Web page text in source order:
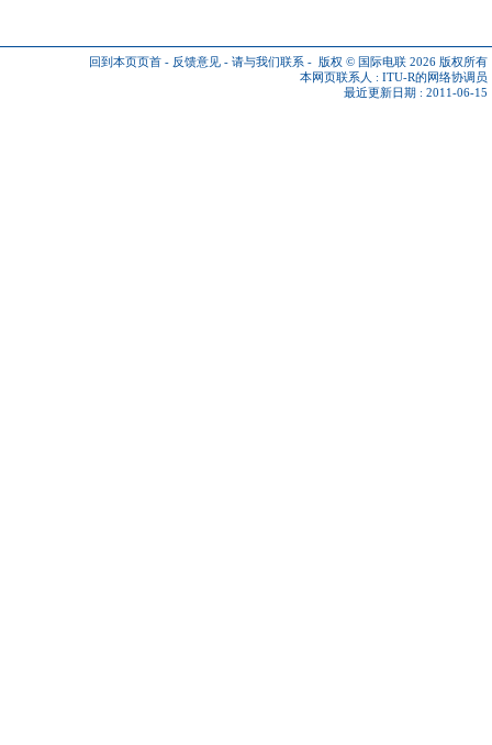
回到本页页首 - 反馈意见 - 请与我们联系 - 版权 © 国际电联 2026 版权所有
本网页联系人 : ITU-R的网络协调员
最近更新日期 : 2011-06-15